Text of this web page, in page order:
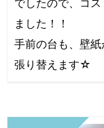
でしたので、コ
ました！！
手前の台も、壁
張り替えます☆